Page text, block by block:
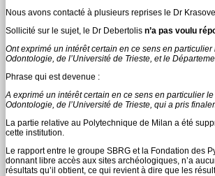
Nous avons contacté à plusieurs reprises le Dr
Sollicité sur le sujet, le Dr Debertolis n’a pas voulu
Ont exprimé un intérêt certain en ce sens en
Odontologie, de l’Université de Trieste, et le
Phrase qui est devenue :
A exprimé un intérêt certain en ce sens en particulier
Odontologie, de l’Université de Trieste, qui a pris
La partie relative au Polytechnique de Milan a été
cette institution.
Le rapport entre le groupe SBRG et la Fondation des
donnant libre accès aux sites archéologiques, n’a
résultats qu’il obtient, ce qui revient à dire que les